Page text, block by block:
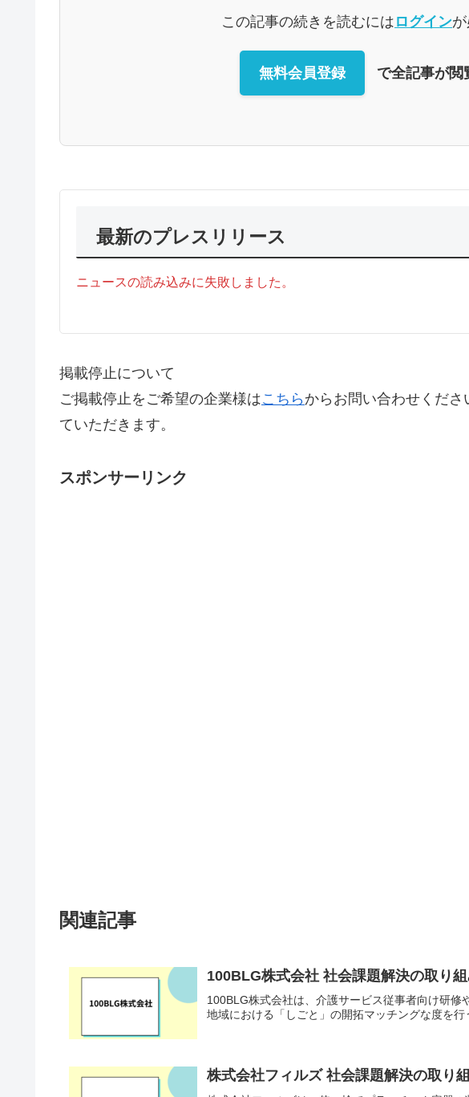
この記事の続きを読むには ログインが
無料会員登録 で全記事が閲
最新のプレスリリース
ニュースの読み込みに失敗しました。
掲載停止について
ご掲載停止をご希望の企業様はこちら からお問い合わせくだ
ていただきます。
スポンサーリンク
関連記事
100BLG株式会社 社会課題解決の取り組
100BLG株式会社は、介護サービス従事者向け研
地域における「しごと」の開拓マッチングな度を行
株式会社フィルズ 社会課題解決の取り